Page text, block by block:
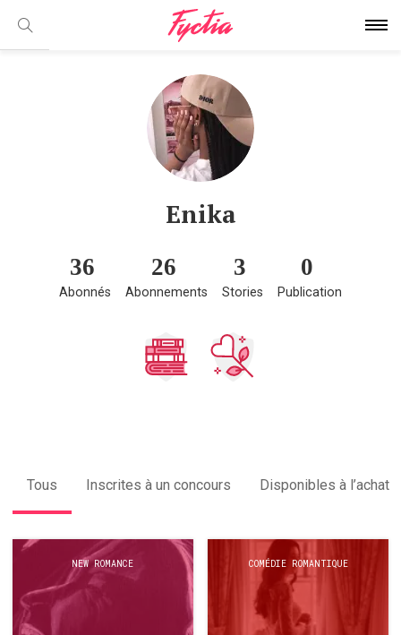
Enika
36
Abonnés
26
Abonnements
3
Stories
0
Publication
Tous Inscrites à un concours Disponibles à l’achat
NEW ROMANCE COMÉDIE ROMANTIQUE